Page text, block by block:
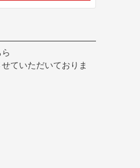
ていただいておりま